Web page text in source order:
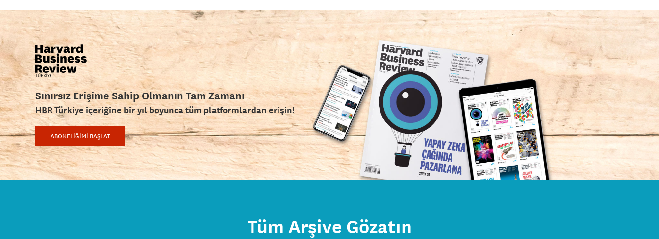
Sınırsız Erişime Sahip Olmanın Tam Zamanı
HBR Türkiye içeriğine bir yıl boyunca tüm platformlardan erişin!
ABONELİĞİMİ BAŞLAT
Tüm Arşive Gözatın